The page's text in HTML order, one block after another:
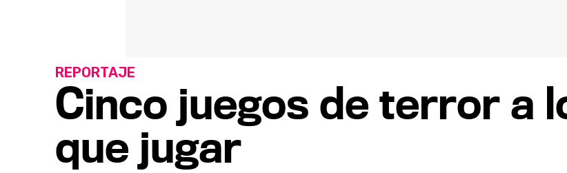
Cinco juegos de terror a
que jugar
REPORTAJE